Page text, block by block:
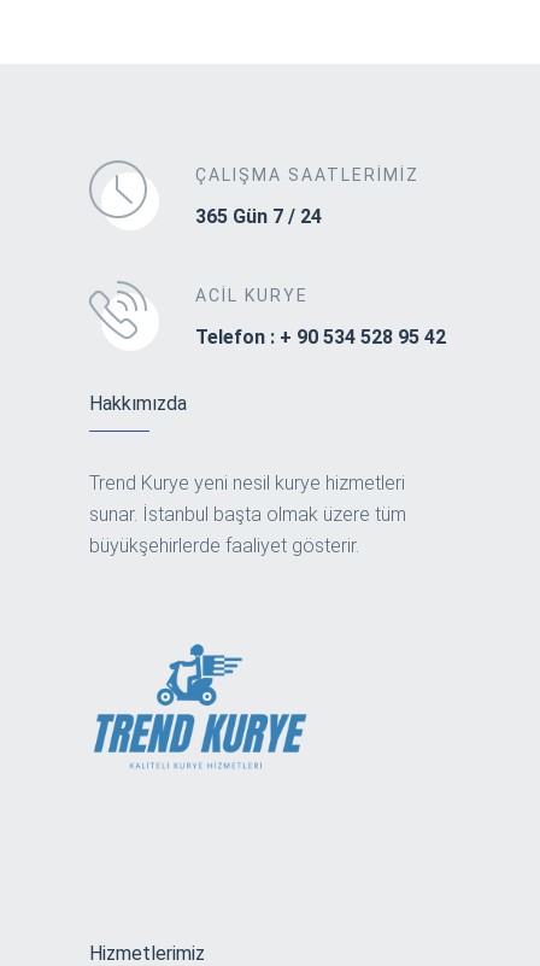
ÇALIŞMA SAATLERIMIZ
365 Gün 7 / 24
ACIL KURYE
Telefon : + 90 534 528 95 42
Hakkımızda
Trend Kurye yeni nesil kurye hizmetleri
sunar. İstanbul başta olmak üzere tüm
büyükşehirlerde faaliyet gösterir.
Hizmetlerimiz